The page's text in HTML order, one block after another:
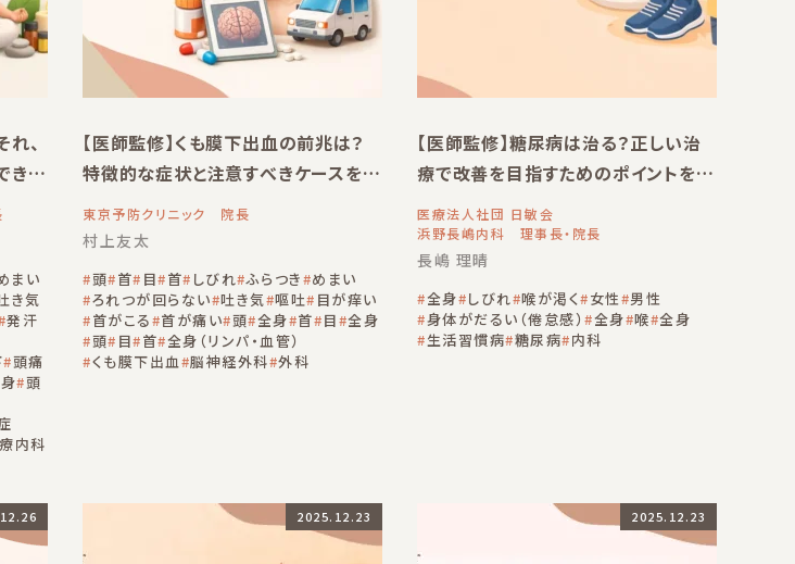
、
きる
まい
き気
発汗
頭痛
頭
内科
【医師監修】くも膜下出血の前兆は？
特徴的な症状と注意すべきケースを解
説
東京予防クリニック 院長
村上友太
頭 首 目 首 しびれ ふらつき
めまい
ろれつが回らない 吐き気 嘔吐
目が痒い
首がこる
首が痛い 頭 全身 首 目 全身
頭
目 首 全身（リンパ・血管）
くも膜下出血 脳神経外科 外科
【医師監修】糖尿病は治る？正しい治
療で改善を目指すためのポイントを解
説
医療法人社団 日敏会
浜野長嶋内科 理事長・院長
長嶋 理晴
全身 しびれ 喉が渇く 女性 男性
身体がだるい（倦怠感）
全身 喉 全身
生活習慣病 糖尿病 内科
2025.12.23 2025.12.23